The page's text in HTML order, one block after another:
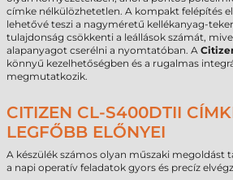
címke nélkülözhetetlen. A kompakt felépítés
lehetővé teszi a nagyméretű kellékanyag-
tulajdonság csökkenti a leállások számát,
alapanyagot cserélni a nyomtatóban. A
könnyű kezelhetőségben és a rugalmas
megmutatkozik.
CITIZEN CL-S400DTII
LEGFŐBB ELŐNYEI
A készülék számos olyan műszaki megoldást
a napi operatív feladatok gyors és precíz